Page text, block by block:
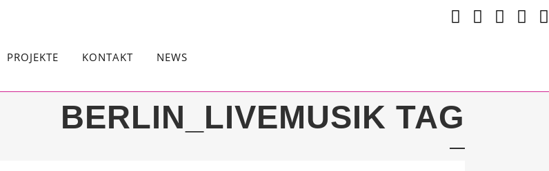
PROJEKTE KONTAKT NEWS
BERLIN_LIVEMUSIK TAG